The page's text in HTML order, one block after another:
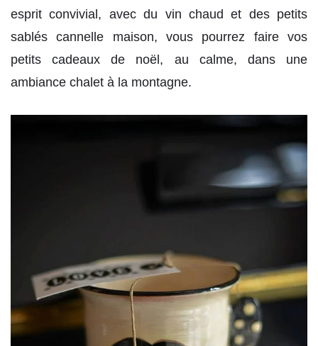
esprit convivial, avec du vin chaud et des petits
sablés cannelle maison, vous pourrez faire vos
petits cadeaux de noël, au calme, dans une
ambiance chalet à la montagne.